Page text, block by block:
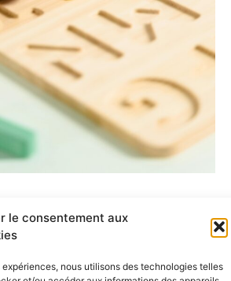
le consentement aux
nous utilisons des technologies telles